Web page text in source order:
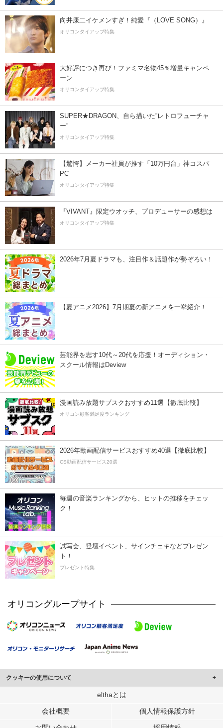
向井康二イケメンすぎ！純愛『（LOVE SONG）』
オリコンタイアップ特集
大好評につき再び！ファミマ名物45％増量キャンペ
ーン
オリコンタイアップ特集
SUPER★DRAGON、自ら描いた”レトロフューチャ
ー”
オリコンタイアップ特集
【驚愕】メーカー社員が推す「10万円台」神コスパ
PC
オリコンタイアップ特集
『VIVANT』限定ウオッチ、プロデューサーの感想は
オリコンタイアップ特集
2026年7月夏ドラマも、注目作＆話題作が勢ぞろい！
【夏アニメ2026】7月期夏の新アニメを一挙紹介！
芸能界を志す10代～20代を応援！オーディション・
スクール情報はDeview
漫画読み放題サブスクおすすめ11選【徹底比較】
オリコン顧客満足度ランキング
2026年動画配信サービスおすすめ40選【徹底比較】
CS動画配信サービス20選
毎週の音楽ランキングから、ヒットの推移をチェッ
ク！
試写会、登壇イベント、サインチェキなどプレゼン
ト！
プレゼント特集
オリコングループサイト
クッキーの使用について
このサイトでは Cookie を使用して、ユーザーに合わせたコンテンツや広告の
行っています。
elthaとは
会社概要 個人情報保護方針